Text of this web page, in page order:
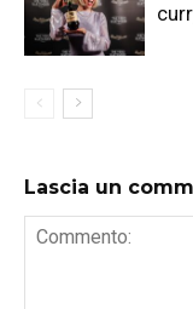
Lascia un